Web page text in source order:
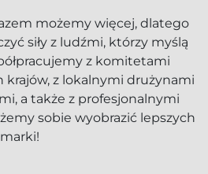
możemy więcej, dlatego
siły z ludźmi, którzy myślą
z komitetami
z lokalnymi drużynami
a także z profesjonalnymi
sobie wyobrazić lepszych